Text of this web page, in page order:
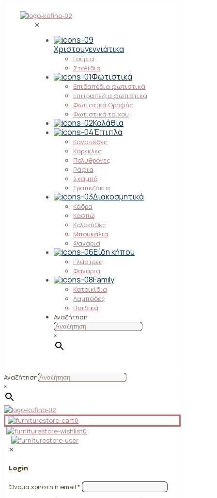
✕
Χριστουγεννιάτικα
Γούρια
Στολίδια
Φωτιστικά
Επιδαπέδια φωτιστικά
Επιτραπέζια φωτιστικά
Φωτιστικά Οροφής
Φωτιστικά τοίχου
Καλάθια
Έπιπλα
Καναπέδες
Καρέκλες
Πολυθρόνες
Ράφια
Σκαμπό
Τραπεζάκια
Διακοσμητικά
Κάδρα
Κασπώ
Κολοκύθες
Μπουκάλια
Φανάρια
Είδη κήπου
Γλάστρες
Φανάρια
Family
Κατοικίδια
Λαμπάδες
Παιδικά
Αναζήτηση
×
Αναζήτηση
×
0
0
✕
Login
Όνομα χρήστη ή email *